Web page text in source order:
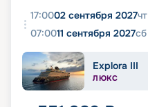
17:0002 сентября 2027чт
07:0011 сентября 2027сб
Explora III
ЛЮКС